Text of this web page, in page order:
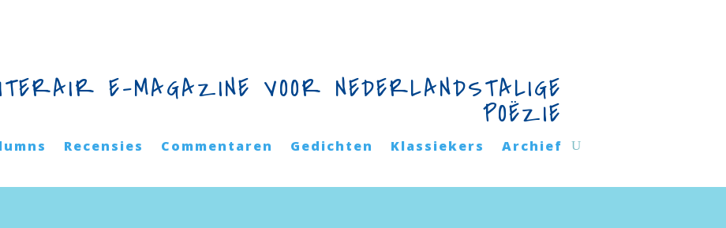
E-MAGAZINE VOOR NEDERLANDSTALIGE
POËZIE
Recensies Commentaren Gedichten Klassiekers Archief